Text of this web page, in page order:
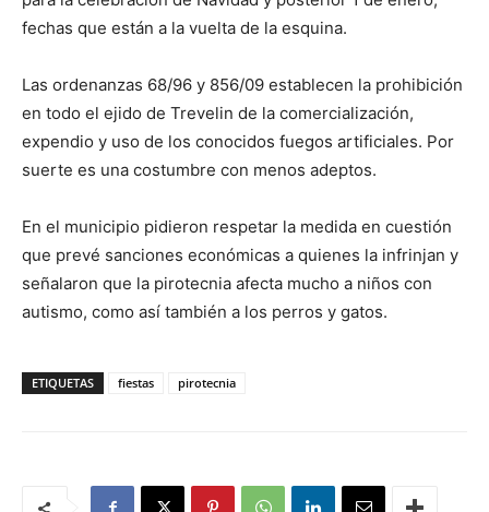
fechas que están a la vuelta de la esquina.
Las ordenanzas 68/96 y 856/09 establecen la prohibición
en todo el ejido de Trevelin de la comercialización,
expendio y uso de los conocidos fuegos artificiales. Por
suerte es una costumbre con menos adeptos.
En el municipio pidieron respetar la medida en cuestión
que prevé sanciones económicas a quienes la infrinjan y
señalaron que la pirotecnia afecta mucho a niños con
autismo, como así también a los perros y gatos.
ETIQUETAS fiestas pirotecnia